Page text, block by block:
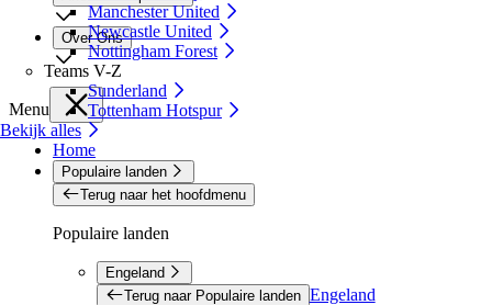
Manchester United
Newcastle United
Nottingham Forest
Teams V-Z
Sunderland
Tottenham Hotspur
Bekijk alles
Over Ons
Menu
Home
Populaire landen
Terug naar het hoofdmenu
Populaire landen
Engeland
Terug naar Populaire landen Engeland